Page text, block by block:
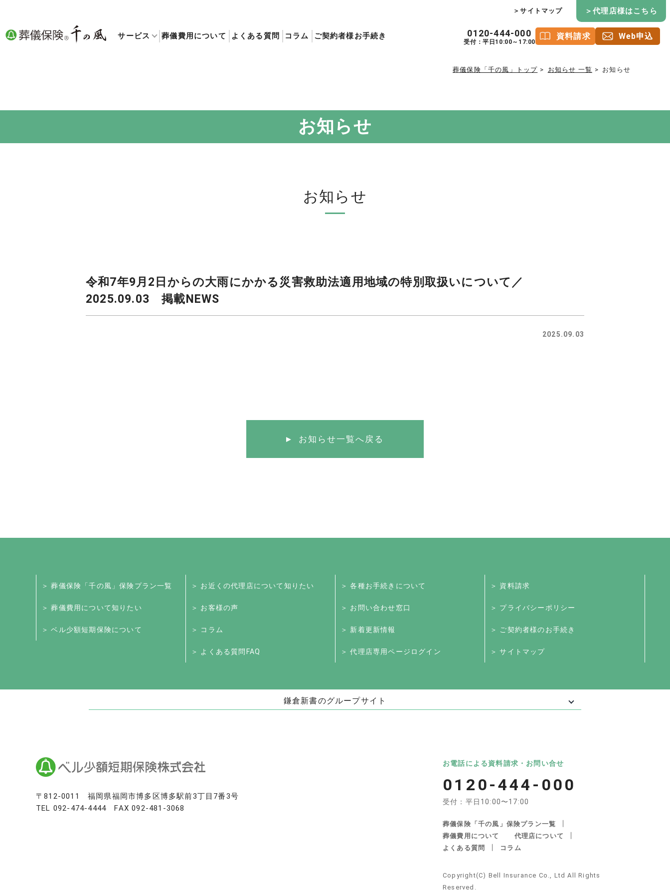
サービス 葬儀費用について よくある質問 コラム ご契約者様お手続き
＞サイトマップ ＞代理店様はこちら
0120-444-000
受付：平日10:00～17:00
資料請求 Web申込
葬儀保険「千の風」トップ お知らせ 一覧 お知らせ
お知らせ
お知らせ
令和7年9月2日からの大雨にかかる災害救助法適用地域の特別取扱いについて／
2025.09.03 掲載NEWS
2025.09.03
お知らせ一覧へ戻る
＞ 葬儀保険「千の風」保険プラン一覧
＞ 葬儀費用について知りたい
＞ ベル少額短期保険について
＞ お近くの代理店について知りたい
＞ お客様の声
＞ コラム
＞ よくある質問FAQ
＞ 各種お手続きについて
＞ お問い合わせ窓口
＞ 新着更新情報
＞ 代理店専用ページログイン
＞ 資料請求
＞ プライバシーポリシー
＞ ご契約者様のお手続き
＞ サイトマップ
鎌倉新書のグループサイト
いいお墓-ペット霊園版 樹木葬なび
納骨堂なび 寺院墓地.com
相続不動産サポート 安心できる遺品整理
お電話による資料請求・お問い合せ
0120-444-000
受付：平日10:00〜17:00
葬儀保険「千の風」保険プラン一覧
葬儀費用について
代理店について
よくある質問
コラム
Copyright(C) Bell Insurance Co., Ltd All Rights
Reserved.
〒812-0011 福岡県福岡市博多区博多駅前3丁目7番3号
TEL 092-474-4444 FAX 092-481-3068